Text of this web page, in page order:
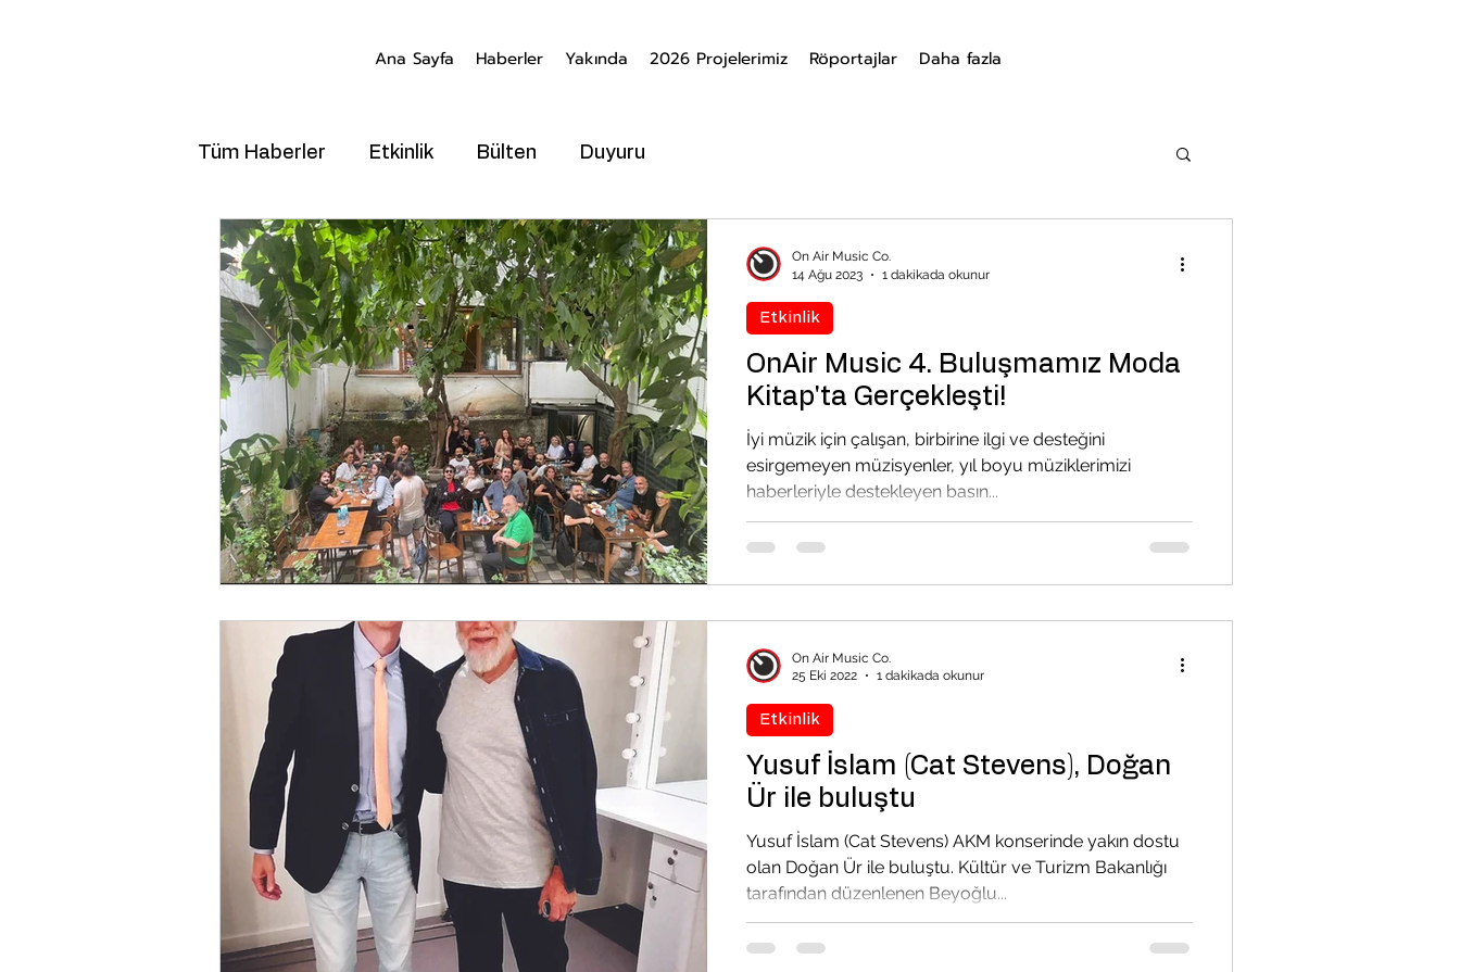
Ana Sayfa Haberler Yakında 2026 Projelerimiz Röportajlar Daha fazla
Tüm Haberler Etkinlik Bülten Duyuru
OnAir Music 4. Buluşmamız Moda
Kitap'ta Gerçekleşti!
İyi müzik için çalışan, birbirine ilgi ve desteğini
esirgemeyen müzisyenler, yıl boyu müziklerimizi
haberleriyle destekleyen basın...
Etkinlik
On Air Music Co.
14 Ağu 2023
1 dakikada okunur
Yusuf İslam (Cat Stevens), Doğan
Ür ile buluştu
Yusuf İslam (Cat Stevens) AKM konserinde yakın dostu
olan Doğan Ür ile buluştu. Kültür ve Turizm Bakanlığı
tarafından düzenlenen Beyoğlu...
Etkinlik
On Air Music Co.
25 Eki 2022
1 dakikada okunur